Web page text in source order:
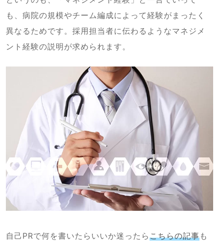
も、病院の規模やチーム編成によって経験がまったく
異なるためです。採用担当者に伝わるようなマネジメ
ント経験の説明が求められます。
自己PRで何を書いたらいいか迷ったらこちらの記事も